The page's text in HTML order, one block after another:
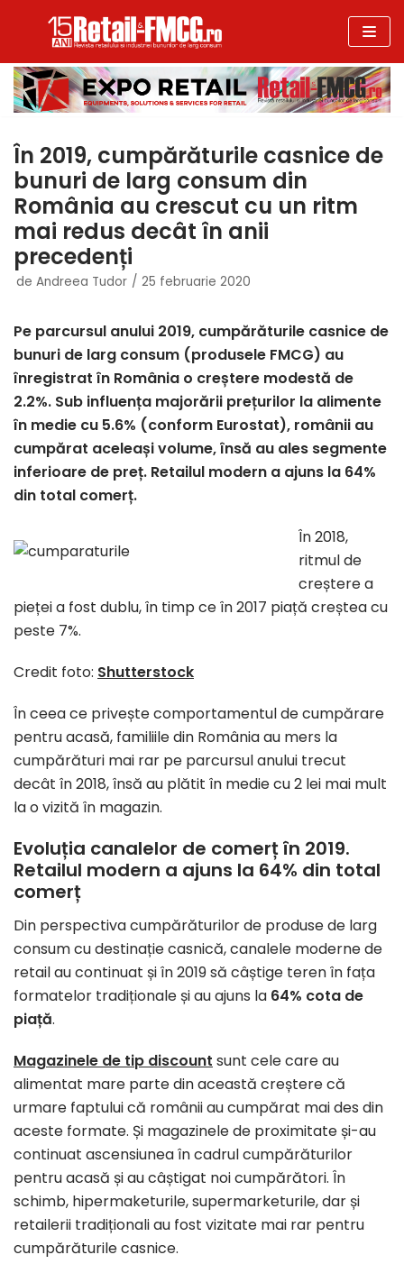
la
conținut
În 2019, cumpărăturile casnice de
bunuri de larg consum din
România au crescut cu un ritm
mai redus decât în anii
precedenți
de Andreea Tudor 25 februarie 2020
Pe parcursul anului 2019, cumpărăturile casnice de
bunuri de larg consum (produsele FMCG) au
înregistrat în România o creștere modestă de
2.2%. Sub influența majorării prețurilor la alimente
în medie cu 5.6% (conform Eurostat), românii au
cumpărat aceleași volume, însă au ales segmente
inferioare de preț. Retailul modern a ajuns la 64%
din total comerț.
În 2018,
ritmul de
creștere a
pieței a fost dublu, în timp ce în 2017 piață creștea cu
peste 7%.
Credit foto: Shutterstock
În ceea ce privește comportamentul de cumpărare
pentru acasă, familiile din România au mers la
cumpărături mai rar pe parcursul anului trecut
decât în 2018, însă au plătit în medie cu 2 lei mai mult
la o vizită în magazin.
Evoluția canalelor de comerț în 2019.
Retailul modern a ajuns la 64% din total
comerț
Din perspectiva cumpărăturilor de produse de larg
consum cu destinație casnică, canalele moderne de
retail au continuat și în 2019 să câștige teren în fața
formatelor tradiționale și au ajuns la 64% cota de
piață.
Magazinele de tip discount sunt cele care au
alimentat mare parte din această creștere că
urmare faptului că românii au cumpărat mai des din
aceste formate. Și magazinele de proximitate și-au
continuat ascensiunea în cadrul cumpărăturilor
pentru acasă și au câștigat noi cumpărători. În
schimb, hipermaketurile, supermarketurile, dar și
retailerii tradiționali au fost vizitate mai rar pentru
cumpărăturile casnice.